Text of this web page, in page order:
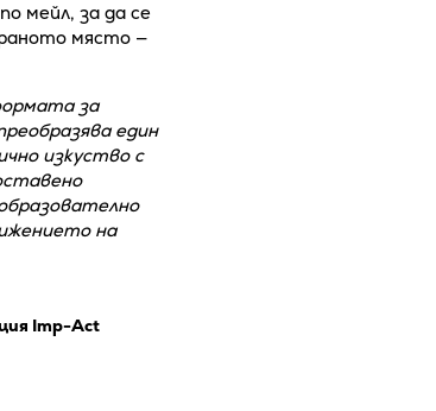
мейл, за да се
място —
за
един
изкуство с
на
Imp-Act